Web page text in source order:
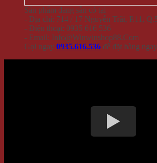
Sản phẩm đang sẵn có tại
- Địa chỉ: 714 / 17 Nguyễn Trãi, P.11,
- Điện thoại: 0935 616 536
- Email: Info@Winwinshop88.Com
Gọi ngay 0935.616.536 để đặt hàng